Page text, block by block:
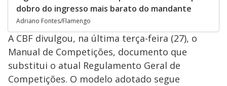
dobro do ingresso mais barato do mandante
Adriano Fontes/Flamengo
A CBF divulgou, na última terça-feira (27), o
Manual de Competições, documento que
substitui o atual Regulamento Geral de
Competições. O modelo adotado segue